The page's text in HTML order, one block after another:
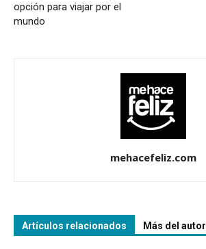
opción para viajar por el
mundo
mehacefeliz.com
Artículos relacionados Más del autor